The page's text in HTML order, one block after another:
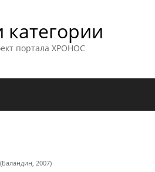
портала ХРОНОС
2007)